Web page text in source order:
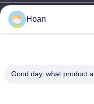
Politica
Cina Buona qualità
metallico Fornitore.
Hoan
Good day, what product